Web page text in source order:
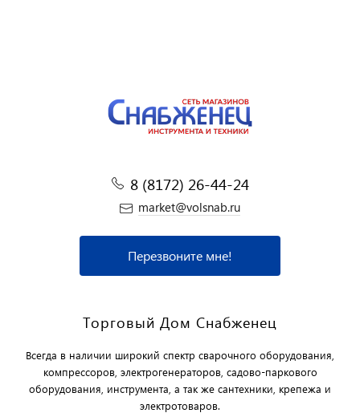
8 (8172) 26-44-24
market@volsnab.ru
Перезвоните мне!
Торговый Дом Снабженец
Всегда в наличии широкий спектр сварочного оборудования,
компрессоров, электрогенераторов, садово-паркового
оборудования, инструмента, а так же сантехники, крепежа и
электротоваров.